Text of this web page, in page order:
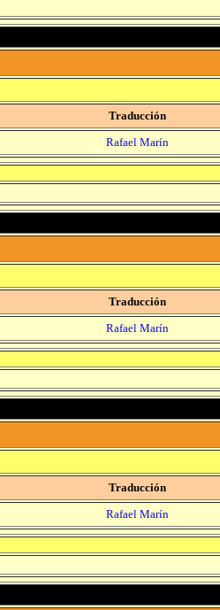
Traducción
Rafael Marín
Traducción
Rafael Marín
Traducción
Rafael Marín